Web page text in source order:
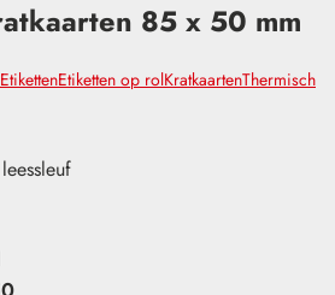
85 x 50 mm
EtikettenEtiketten op rolKratkaartenThermisch